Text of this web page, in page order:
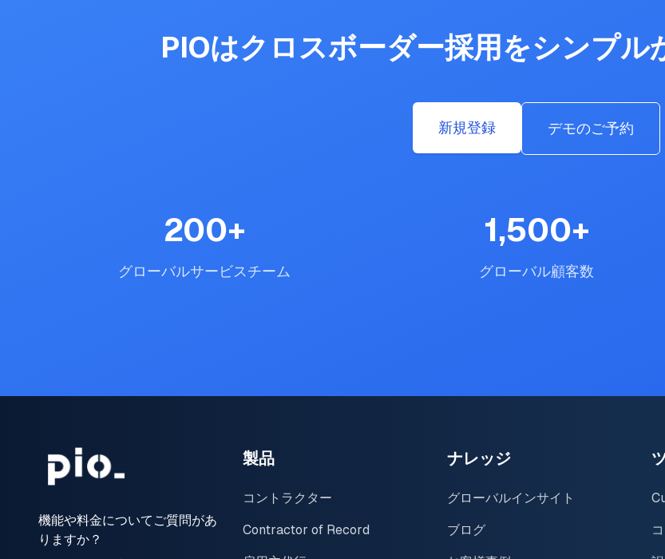
PIOはクロスボーダー採用をシンプル
新規登録 デモのご予約
200+
グローバルサービスチーム
1,500+
グローバル顧客数
機能や料金についてご質問があ
りますか？
製品
コントラクター
Contractor of Record
ナレッジ
グローバルインサイト
ブログ